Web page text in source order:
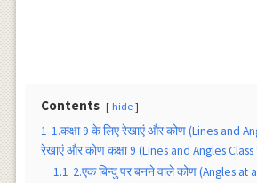
Contents hide
1 1.कक्षा 9 के लिए रेखाएं और कोण (Lines and
रेखाएं और कोण कक्षा 9 (Lines and Angles Class
1.1 2.एक बिन्दु पर बनने वाले कोण (Angles at